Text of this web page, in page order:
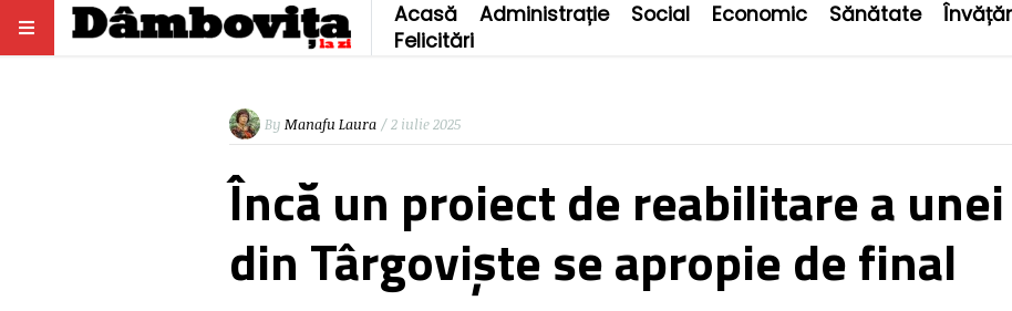
Acasă Administrație Social Economic Sănătate
Felicitări
By Manafu Laura / 2 iulie 2025
Încă un proiect de reabilitare a
din Târgoviște se apropie de final